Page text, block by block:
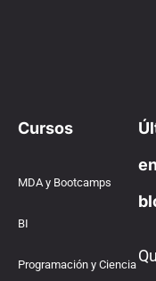
Cursos
MDA y Bootcamps
BI
Programación y Ciencia